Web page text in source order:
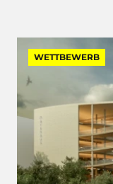
WETTBEWERB